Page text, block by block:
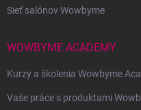
Sieť salónov Wowbyme
WOWBYME ACADEMY
Kurzy a školenia Wowbyme
Vaše práce s produktami